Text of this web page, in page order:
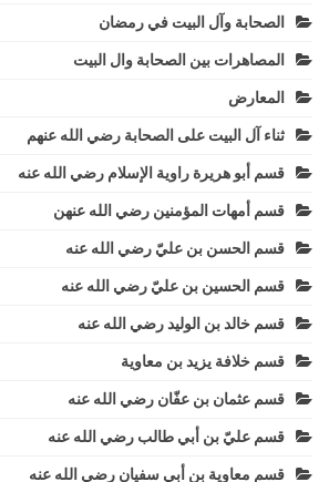
الصحابة وآل البيت في رمضان
المصاهرات بين الصحابة وال البيت
المعارض
ثناء آل البيت على الصحابة رضي الله عنهم
قسم أبو هريرة راوية الإسلام رضي الله عنه
قسم أمهات المؤمنين رضي الله عنهن
قسم الحسن بن عليّ رضي الله عنه
قسم الحسين بن عليّ رضي الله عنه
قسم خالد بن الوليد رضي الله عنه
قسم خلافة يزيد بن معاوية
قسم عثمان بن عفّان رضي الله عنه
قسم عليّ بن أبي طالب رضي الله عنه
قسم معاوية بن أبي سفيان رضي الله عنه